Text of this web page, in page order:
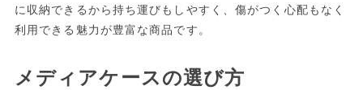
に収納できるから持ち運びもしやすく、傷がつく心配もなく
利用できる魅力が豊富な商品です。
メディアケースの選び方